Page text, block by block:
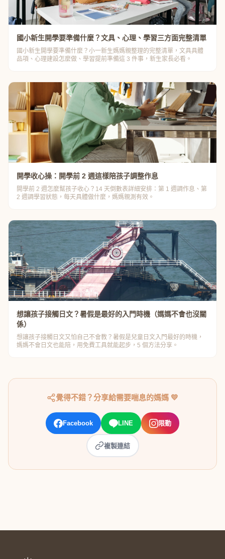
國小新生開學要準備什麼？文具、心理、學習三方面完整清單
國小新生開學要準備什麼？小一新生媽媽親整理的完整清單，文具具體
品項、心理建設怎麼做、學習提前準備這 3 件事，新生家長必看。
開學收心操：開學前 2 週這樣陪孩子調整作息
開學前 2 週怎麼幫孩子收心？14 天倒數表詳細安排：第 1 週調作息、第
2 週調學習狀態，每天具體做什麼，媽媽親測有效。
想讓孩子接觸日文？暑假是最好的入門時機（媽媽不會也沒關
係）
想讓孩子接觸日文又怕自己不會教？暑假是兒童日文入門最好的時機，
媽媽不會日文也能陪，用免費工具就能起步，5 個方法分享。
覺得不錯？分享給需要喘息的媽媽 💛
Facebook LINE 限動
複製連結